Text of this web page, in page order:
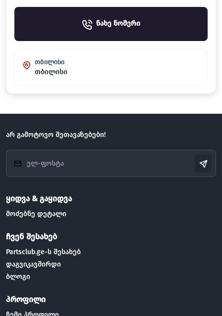
ნახე ნომერი
თბილისი
თბილისი
არ გამოტოვო შეთავაზებები!
ყიდვა & გაყიდვა
მოძებნე დეტალი
ჩვენ შესახებ
Partsclub.ge-ს შესახებ
დაგვიკავშირდი
ბლოგი
პროფილი